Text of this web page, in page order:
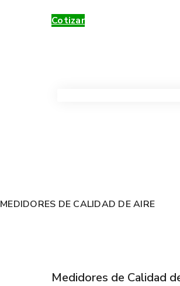
Cotizar
MEDIDORES DE CALIDAD DE AIRE
Medidores de Calidad